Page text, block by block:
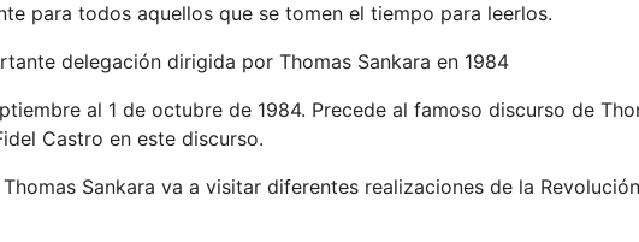
para todos aquellos que se tomen el tiempo para leerlos.
delegación dirigida por Thomas Sankara en 1984
al 1 de octubre de 1984. Precede al famoso discurso de
Castro en este discurso.
Sankara va a visitar diferentes realizaciones de la